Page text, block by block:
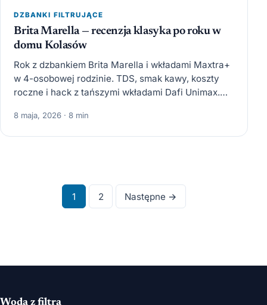
DZBANKI FILTRUJĄCE
Brita Marella — recenzja klasyka po roku w
domu Kolasów
Rok z dzbankiem Brita Marella i wkładami Maxtra+
w 4-osobowej rodzinie. TDS, smak kawy, koszty
roczne i hack z tańszymi wkładami Dafi Unimax.
8 maja, 2026 · 8 min
Stronicowanie
wpisów
1 2 Następne →
Woda z filtra